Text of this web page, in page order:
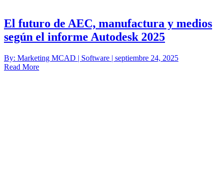
El futuro de AEC, manufactura y medios
según el informe Autodesk 2025
By: Marketing MCAD | Software | septiembre 24, 2025
Read More